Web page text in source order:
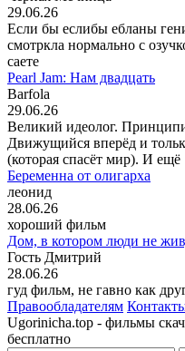
29.06.26
Если бы еслибы ебланы
смотркла нормально с
саете
Pearl Jam: Нам двадцать
Barfola
29.06.26
Великий идеолог.
Движущийся вперёд и
(которая спасёт мир). И ещё
Беременна от олигарха
леонид
28.06.26
хороший фильм
Дом, в котором люди не
Гость Дмитрий
28.06.26
гуд фильм, не гавно как
Правообладателям
Ugorinicha.top - фильмы
бесплатно